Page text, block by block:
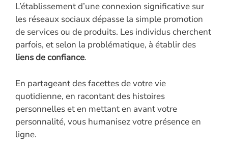
L’établissement d’une connexion significative sur
les réseaux sociaux dépasse la simple promotion
de services ou de produits. Les individus cherchent
parfois, et selon la problématique, à établir des
liens de confiance.
En partageant des facettes de votre vie
quotidienne, en racontant des histoires
personnelles et en mettant en avant votre
personnalité, vous humanisez votre présence en
ligne.